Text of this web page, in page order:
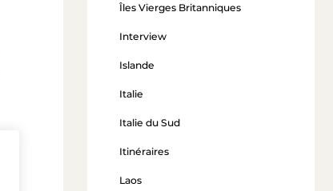
Îles Vierges Britanniques
Interview
Islande
Italie
Italie du Sud
Itinéraires
Laos